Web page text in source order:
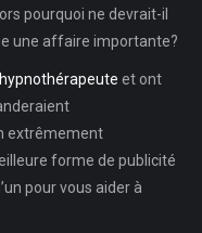
pourquoi ne devrait-il
une affaire importante?
hypnothérapeute et ont
extrêmement
forme de publicité
pour vous aider à